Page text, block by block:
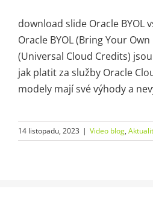
download slide Oracle BYOL
Oracle BYOL (Bring Your Own
(Universal Cloud Credits)
jak platit za služby Oracle
modely mají své výhody a
14 listopadu, 2023 | Video blog,